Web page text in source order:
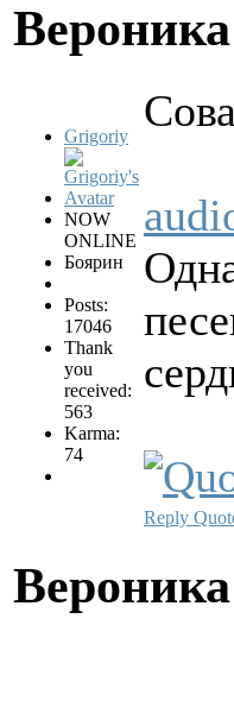
Grigoriy
NOW
ONLINE
Боярин
Posts:
17046
Thank
you
received:
563
Karma:
74
Reply